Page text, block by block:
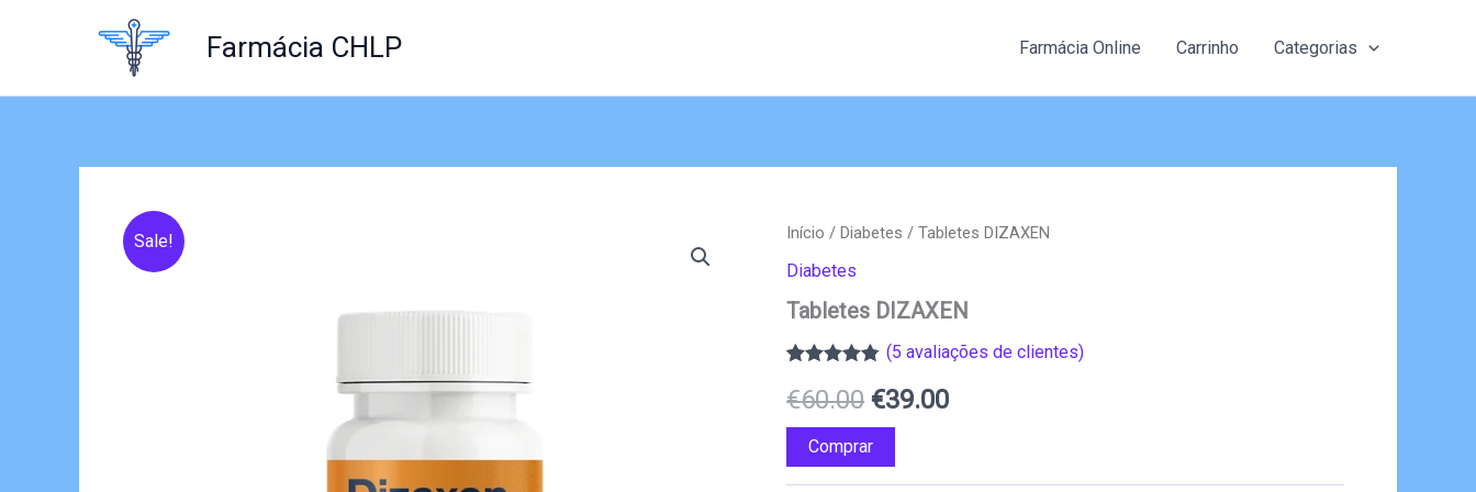
Farmácia CHLP Farmácia Online Carrinho Categorias
Sale! Início /Diabetes / Tabletes DIZAXEN
Diabetes
Tabletes DIZAXEN
com4.75em
5 com base
em
classificações
de clientes
(5 avaliações de clientes)
€60.00 O
preço
original
€39.00O
atual
Comprar